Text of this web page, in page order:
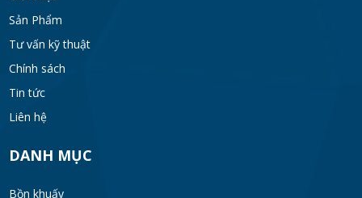
Sản Phẩm
Tư vấn kỹ thuật
Chính sách
Tin tức
Liên hệ
DANH MỤC
Bồn khuấy